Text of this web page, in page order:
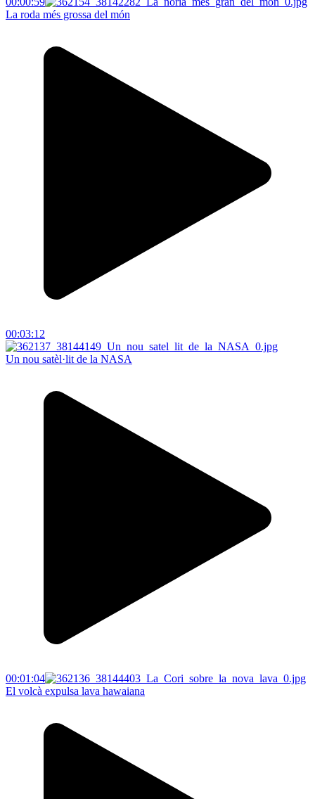
La roda més grossa del món
00:03:12
Un nou satèl·lit de la NASA
00:01:04
El volcà expulsa lava hawaiana